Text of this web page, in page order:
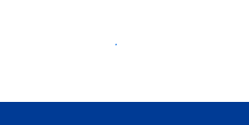
Розпочніть приймати гостей